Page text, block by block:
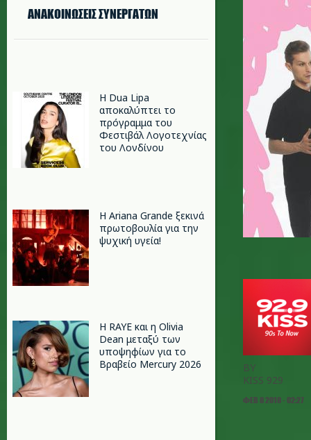
ΑΝΑΚΟΙΝΩΣΕΙΣ ΣΥΝΕΡΓΑΤΩΝ
Η Dua Lipa
αποκαλύπτει το
πρόγραμμα του
Φεστιβάλ Λογοτεχνίας
του Λονδίνου
Η Ariana Grande ξεκινά
πρωτοβουλία για την
ψυχική υγεία!
Η RAYE και η Olivia
Dean μεταξύ των
υποψηφίων για το
Βραβείο Mercury 2026
BY
KISS 929
ΦΕΒ 8 2018 - 02:27